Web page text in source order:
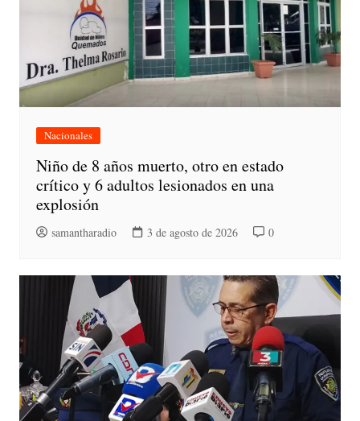
Nacionales
Niño de 8 años muerto, otro en estado
crítico y 6 adultos lesionados en una
explosión
samantharadio 3 de agosto de 2026 0